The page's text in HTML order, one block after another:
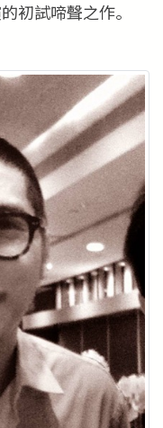
初試啼聲之作。